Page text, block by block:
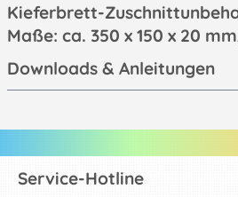
Kieferbrett-
Maße: ca. 350 x 150 x 20
Downloads & Anleitungen
Service-Hotline